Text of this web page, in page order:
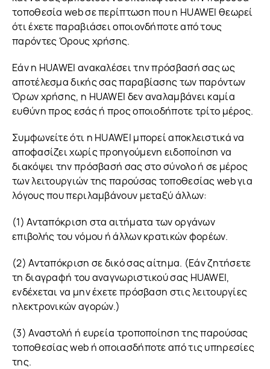
τοποθεσία web σε περίπτωση που η HUAWEI θεωρεί
ότι έχετε παραβιάσει οποιονδήποτε από τους
παρόντες Όρους χρήσης.
Εάν η HUAWEI ανακαλέσει την πρόσβασή σας ως
αποτέλεσμα δικής σας παραβίασης των παρόντων
Όρων χρήσης, η HUAWEI δεν αναλαμβάνει καμία
ευθύνη προς εσάς ή προς οποιοδήποτε τρίτο μέρος.
Συμφωνείτε ότι η HUAWEI μπορεί αποκλειστικά να
αποφασίζει χωρίς προηγούμενη ειδοποίηση να
διακόψει την πρόσβασή σας στο σύνολο ή σε μέρος
των λειτουργιών της παρούσας τοποθεσίας web για
λόγους που περιλαμβάνουν μεταξύ άλλων:
(1) Ανταπόκριση στα αιτήματα των οργάνων
επιβολής του νόμου ή άλλων κρατικών φορέων.
(2) Ανταπόκριση σε δικό σας αίτημα. (Εάν ζητήσετε
τη διαγραφή του αναγνωριστικού σας HUAWEI,
ενδέχεται να μην έχετε πρόσβαση στις λειτουργίες
ηλεκτρονικών αγορών.)
(3) Αναστολή ή ευρεία τροποποίηση της παρούσας
τοποθεσίας web ή οποιασδήποτε από τις υπηρεσίες
της.